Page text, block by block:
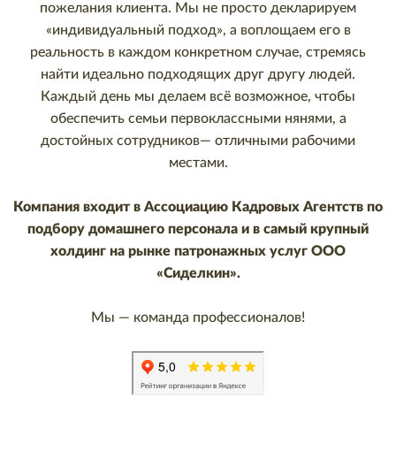
пожелания клиента. Мы не просто декларируем
«индивидуальный подход», а воплощаем его в
реальность в каждом конкретном случае, стремясь
найти идеально подходящих друг другу людей.
Каждый день мы делаем всё возможное, чтобы
обеспечить семьи первоклассными нянями, а
достойных сотрудников— отличными рабочими
местами.
Компания входит в Ассоциацию Кадровых Агентств по
подбору домашнего персонала и в самый крупный
холдинг на рынке патронажных услуг ООО
«Сиделкин».
Мы — команда профессионалов!